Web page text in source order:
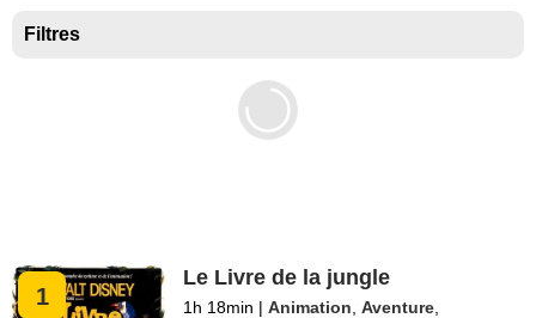
Filtres
1
Le Livre de la jungle
1h 18min | Animation ,Aventure